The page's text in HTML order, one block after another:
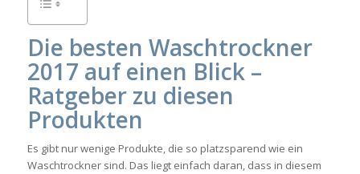
Die besten Waschtrockner
2017 auf einen Blick –
Ratgeber zu diesen
Produkten
Es gibt nur wenige Produkte, die so platzsparend wie ein
Waschtrockner sind. Das liegt einfach daran, dass in diesem